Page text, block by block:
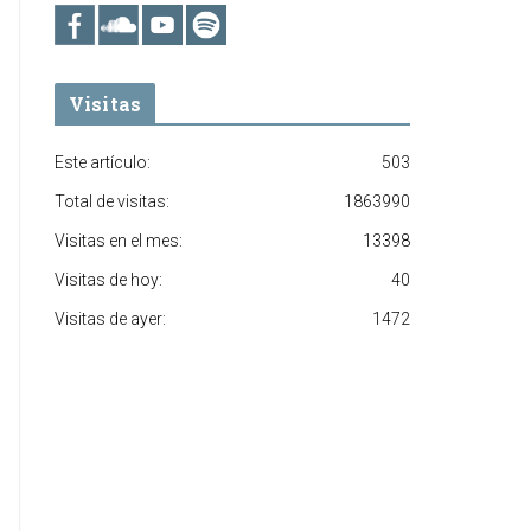
Visitas
503
Este artículo:
1863990
Total de visitas:
13398
Visitas en el mes:
40
Visitas de hoy:
1472
Visitas de ayer: